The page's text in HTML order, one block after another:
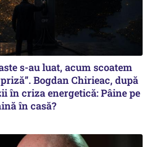
s-au luat, acum scoatem
Bogdan Chirieac, după
în criza energetică: Pâine pe
în casă?